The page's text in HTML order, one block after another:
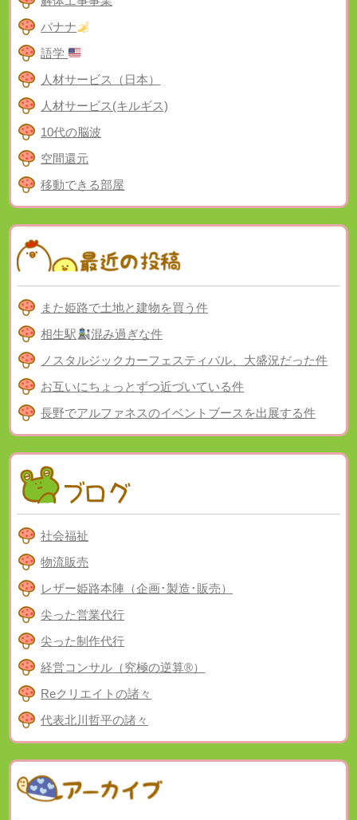
バナナ
語学
人材サービス（日本）
人材サービス(キルギス)
10代の脳波
空間還元
移動できる部屋
また姫路で土地と建物を買う件
相生駅
混み過ぎな件
ノスタルジックカーフェスティバル、大盛況だった件
お互いにちょっとずつ近づいている件
長野でアルファネスのイベントブースを出展する件
社会福祉
物流販売
レザー姫路本陣（企画･製造･販売）
尖った営業代行
尖った制作代行
経営コンサル（究極の逆算®）
Reクリエイトの諸々
代表北川哲平の諸々